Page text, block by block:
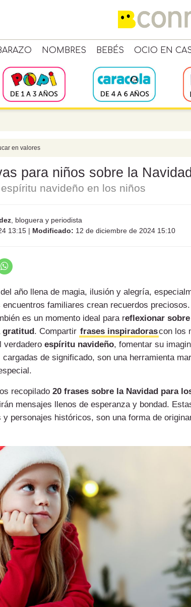
NOMBRES BEBÉS OCIO EN
en valores
para niños sobre la Navidad
navideño en los niños
, bloguera y periodista
13:15 | Modificado: 12 de diciembre de 2024 15:10
año llena de magia, ilusión y alegría,
familiares crean recuerdos
es un momento ideal para reflexionar
gratitud . Compartir frases inspiradorascon los
verdadero espíritu navideño, fomentar su
de significado, son una herramienta
recopilado 20 frases sobre la Navidad para
mensajes llenos de esperanza y bondad.
personajes históricos, son una forma de